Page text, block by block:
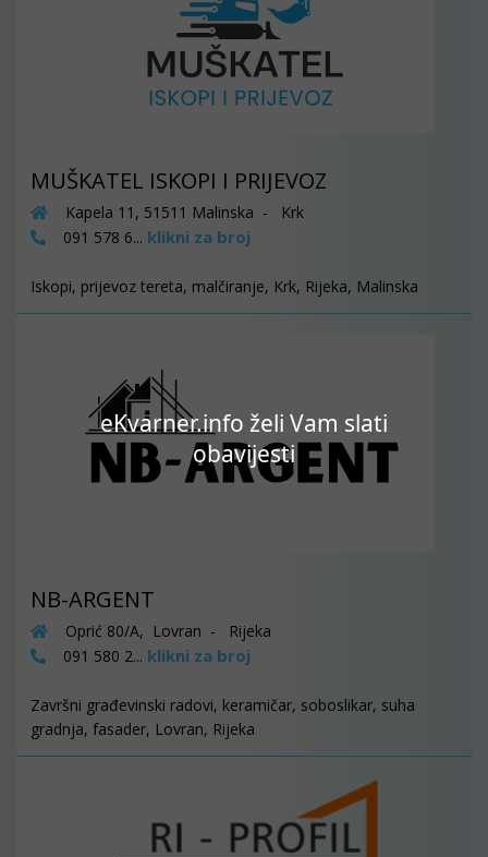
eKvarner.info želi Vam slati
obavijesti
MUŠKATEL ISKOPI I PRIJEVOZ
Kapela 11, 51511 Malinska - Krk
091 578 6... klikni za broj
Iskopi, prijevoz tereta, malčiranje, Krk, Rijeka, Malinska
NB-ARGENT
Oprić 80/A, Lovran - Rijeka
091 580 2... klikni za broj
Završni građevinski radovi, keramičar, soboslikar, suha
gradnja, fasader, Lovran, Rijeka